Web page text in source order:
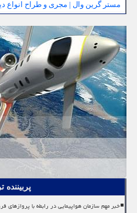
مستر گرین وال | مجری و طراح انواع
پربیننده
خبر مهم سازمان هواپیمایی در رابطه با پروازهای